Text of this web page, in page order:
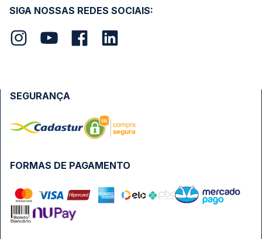
SIGA NOSSAS REDES SOCIAIS:
FORMAS DE PAGAMENTO
SEGURANÇA